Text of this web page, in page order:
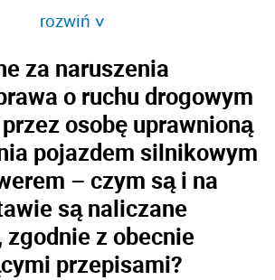
rozwiń>
za naruszenia
o ruchu drogowym
osobę uprawnioną
pojazdem silnikowym
– czym są i na
są naliczane
z obecnie
przepisami?